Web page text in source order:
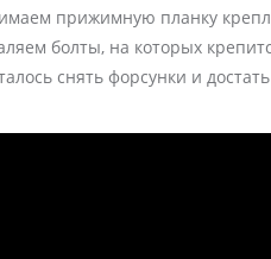
прижимную планку
болты, на которых
снять форсунки и